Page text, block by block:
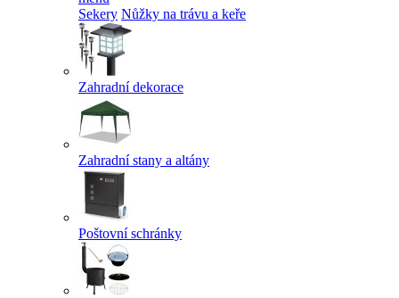
Sekery Nůžky na trávu a keře
Zahradní dekorace
Zahradní stany a altány
Poštovní schránky